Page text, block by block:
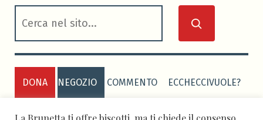
DONA NEGOZIO COMMENTO ECCHECCIVUOLE?
PRIVACY POLICY COOKIE POLICY